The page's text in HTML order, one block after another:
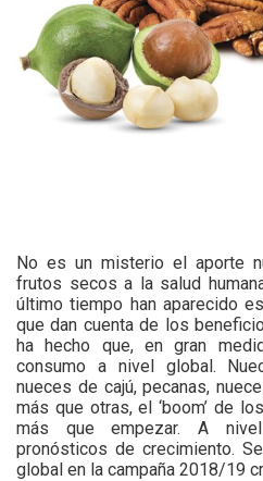
No es un misterio el aporte
frutos secos a la salud
último tiempo han aparecido
que dan cuenta de los
ha hecho que, en gran
consumo a nivel global.
nueces de cajú, pecanas,
más que otras, el ‘boom’ de
más que empezar. A
pronósticos de crecimiento.
global en la campaña 2018/19